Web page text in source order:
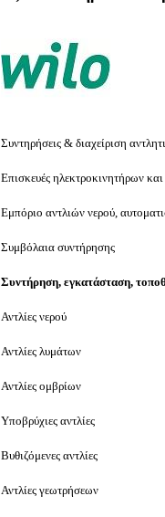
Συντηρήσεις & διαχείριση
Επισκευές ηλεκτροκινητήρων
Εμπόριο αντλιών νερού,
Συμβόλαια συντήρησης
Συντήρηση, εγκατάσταση,
Αντλίες νερού
Αντλίες λυμάτων
Αντλίες ομβρίων
Υποβρύχιες αντλίες
Βυθιζόμενες αντλίες
Αντλίες γεωτρήσεων